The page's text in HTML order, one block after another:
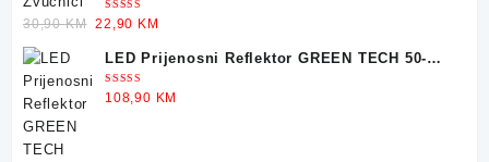
Ocjenjeno
5.00 od 5
30,90KM Original
was:
30,90 KM.
22,90 KM
is:
22,90 KM.
LED Prijenosni Reflektor GREEN TECH 50-
25W
Ocjenjeno
5.00od 5
108,90 KM